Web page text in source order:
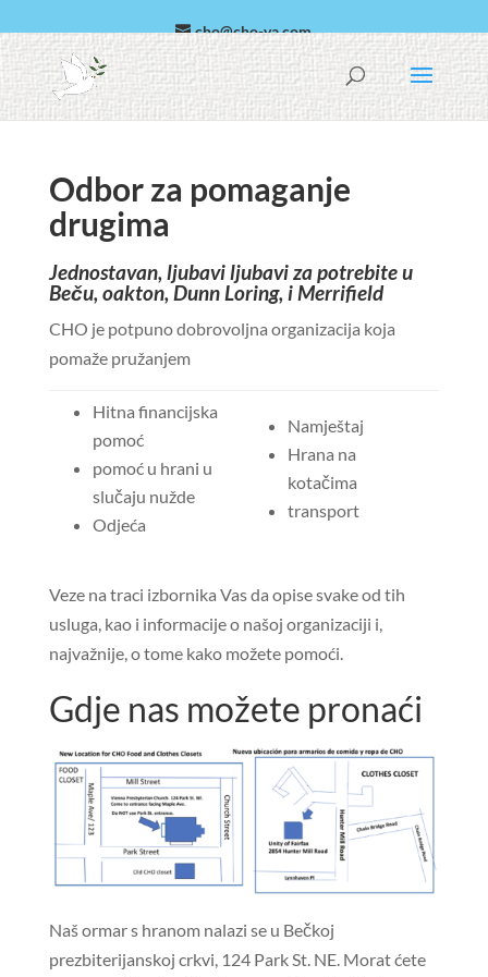
cho@cho-va.com
arapski
Español
Odbor za pomaganje
drugima
Jednostavan, ljubavi ljubavi za potrebite u
Beču, oakton, Dunn Loring, i Merrifield
CHO je potpuno dobrovoljna organizacija koja
pomaže pružanjem
Hitna financijska
pomoć
pomoć u hrani u
slučaju nužde
Odjeća
Namještaj
Hrana na
kotačima
transport
Veze na traci izbornika Vas da opise svake od tih
usluga, kao i informacije o našoj organizaciji i,
najvažnije, o tome kako možete pomoći.
Gdje nas možete pronaći
Naš ormar s hranom nalazi se u Bečkoj
prezbiterijanskoj crkvi, 124 Park St. NE. Morat ćete